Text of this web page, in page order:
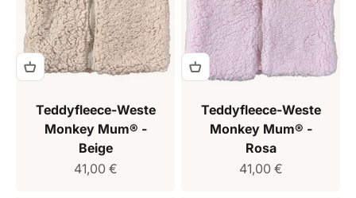
Teddyfleece-Weste
Monkey Mum® -
Beige
Verkaufspreis
41,00 €
Teddyfleece-Weste
Monkey Mum® -
Rosa
Verkaufspreis
41,00 €